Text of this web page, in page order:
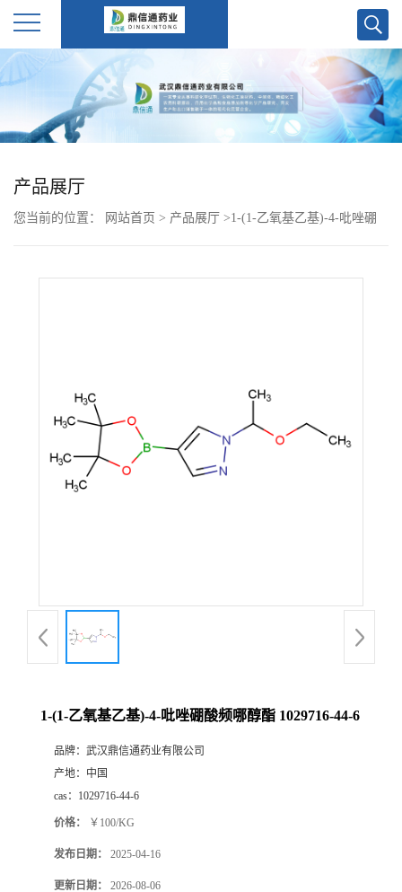
公
产
产品展厅
您当前的位置： 网站首页 > 产品展厅 >1-(1-乙氧基乙基)-4-吡唑硼
1-(1-乙氧基乙基)-4-吡唑硼酸频哪醇酯 1029716-44-6
品牌： 武汉鼎信通药业有限公司
产地： 中国
cas： 1029716-44-6
价格： ￥100/KG
发布日期： 2025-04-16
更新日期： 2026-08-06